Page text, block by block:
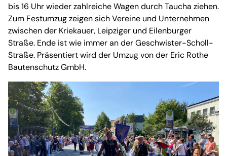
bis 16 Uhr wieder zahlreiche Wagen durch Taucha ziehen.
Zum Festumzug zeigen sich Vereine und Unternehmen
zwischen der Kriekauer, Leipziger und Eilenburger
Straße. Ende ist wie immer an der Geschwister-Scholl-
Straße. Präsentiert wird der Umzug von der Eric Rothe
Bautenschutz GmbH.